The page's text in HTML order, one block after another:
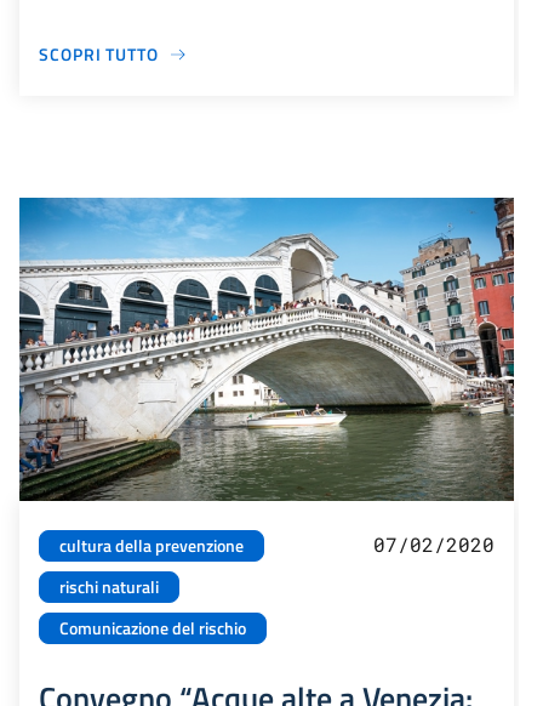
SCOPRI TUTTO
cultura della prevenzione
rischi naturali
Comunicazione del rischio
07/02/2020